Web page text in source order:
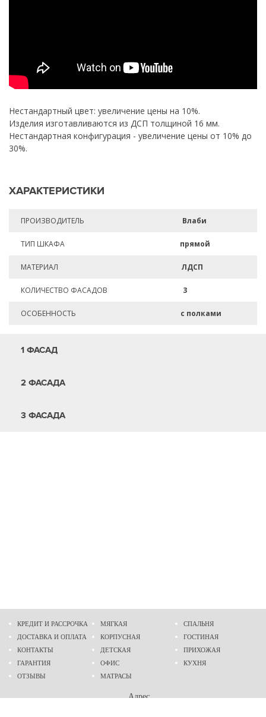
Нестандартный цвет: увеличение цены на 10%.
Изделия изготавливаются из ДСП толщиной 16 мм.
Нестандартная конфигурация - увеличение цены от 10% до
30%.
ХАРАКТЕРИСТИКИ
ПРОИЗВОДИТЕЛЬ Влаби
ТИП ШКАФА прямой
МАТЕРИАЛ ЛДСП
КОЛИЧЕСТВО ФАСАДОВ 3
ОСОБЕННОСТЬ с полками
1 ФАСАД
2 ФАСАДА
3 ФАСАДА
КРЕДИТ И РАССРОЧКА
ДОСТАВКА И ОПЛАТА
КОНТАКТЫ
ГАРАНТИЯ
ОТЗЫВЫ
МЯГКАЯ
КОРПУСНАЯ
ДЕТСКАЯ
ОФИС
МАТРАСЫ
СПАЛЬНЯ
ГОСТИНАЯ
ПРИХОЖАЯ
КУХНЯ
Адрес